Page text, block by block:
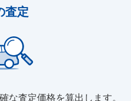
査定
な査定価格を算出します。